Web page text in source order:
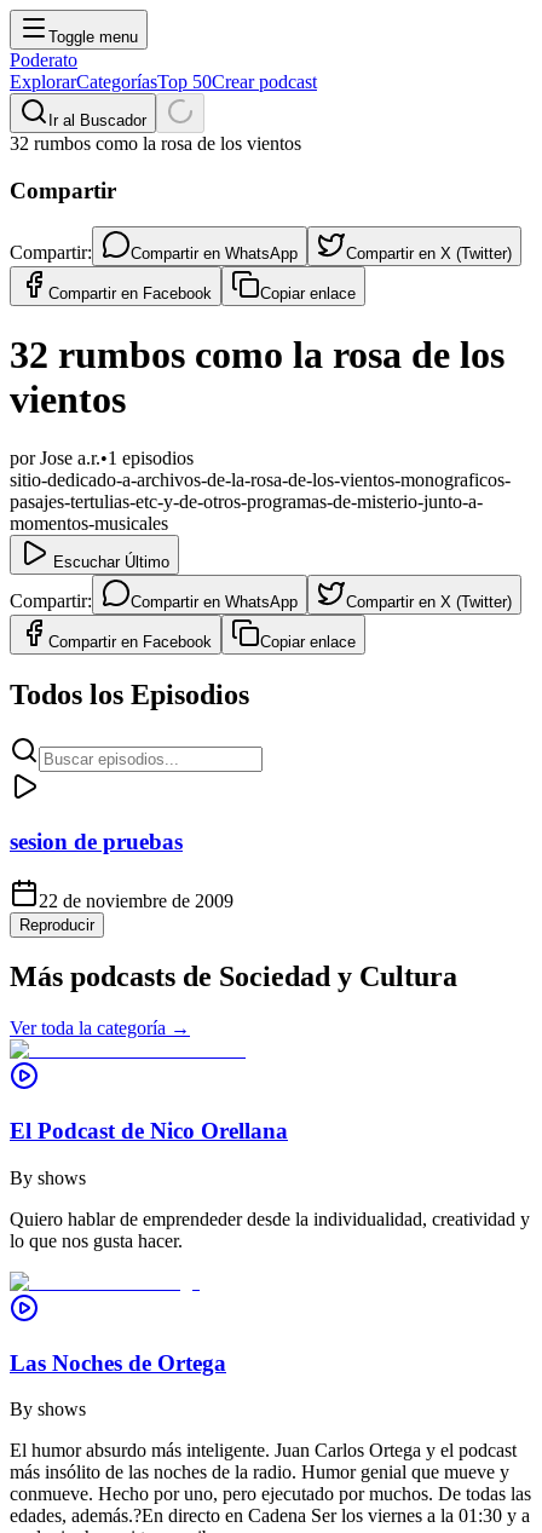
Toggle menu
Poderato
ExplorarCategoríasTop 50Crear podcast
Ir al Buscador
32 rumbos como la rosa de los vientos
Compartir
Compartir: Compartir en WhatsApp Compartir en X (Twitter)
Compartir en Facebook Copiar enlace
32 rumbos como la rosa de los
vientos
porJose a.r.•1 episodios
sitio-dedicado-a-archivos-de-la-rosa-de-los-vientos-monograficos-
pasajes-tertulias-etc-y-de-otros-programas-de-misterio-junto-a-
momentos-musicales
Escuchar Último
Compartir: Compartir en WhatsApp Compartir en X (Twitter)
Compartir en Facebook Copiar enlace
Todos los Episodios
sesion de pruebas
22 de noviembre de 2009
Reproducir
Más podcasts de Sociedad y Cultura
Ver toda la categoría →
El Podcast de Nico Orellana
By shows
Quiero hablar de emprendeder desde la individualidad, creatividad y
lo que nos gusta hacer.
Las Noches de Ortega
By shows
El humor absurdo más inteligente. Juan Carlos Ortega y el podcast
más insólito de las noches de la radio. Humor genial que mueve y
conmueve. Hecho por uno, pero ejecutado por muchos. De todas las
edades, además.?En directo en Cadena Ser los viernes a la 01:30 y a